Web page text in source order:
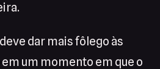
dar mais fôlego às
um momento em que o